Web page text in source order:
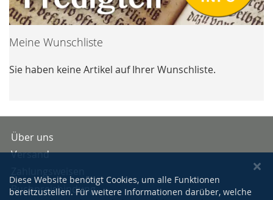
Meine Wunschliste
Sie haben keine Artikel auf Ihrer Wunschliste.
Über uns
Versand
Buchpreisbindung
Diese Website benötigt Cookies, um alle Funktionen
bereitzustellen. Für weitere Informationen darüber, welche